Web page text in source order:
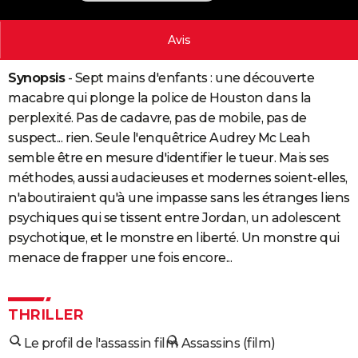
PHOTO
BONS PLANS
CARTE DE VOEUX
Carte de Noël
Carte Bonne année
Carte Saint-Valentin
Carte Pâques
Carte d'anniversaire
DICTIONNAIRE
Dictionnaire
Biographies
Citations
Expressions
Proverbes
PROGRAMME TV
COPAINS D'AVANT
S'inscrire
Se connecter
Lycées
Collèges
Primaires
Universités
Entreprises
Service militaire
Avis de recherche
AVIS DE DÉCÈS
Bricolage
Lifestyle
Culture
Sport
Auto
Television
Voyage
Cinema
Avis
Synopsis- Sept mains d'enfants : une découverte
macabre qui plonge la police de Houston dans la
perplexité. Pas de cadavre, pas de mobile, pas de
suspect... rien. Seule l'enquêtrice Audrey Mc Leah
semble être en mesure d'identifier le tueur. Mais ses
méthodes, aussi audacieuses et modernes soient-elles,
n'aboutiraient qu'à une impasse sans les étranges liens
psychiques qui se tissent entre Jordan, un adolescent
psychotique, et le monstre en liberté. Un monstre qui
menace de frapper une fois encore...
THRILLER
Le profil de l'assassin film Assassins (film)